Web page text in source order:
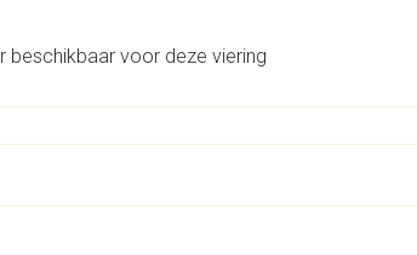
beschikbaar voor deze viering